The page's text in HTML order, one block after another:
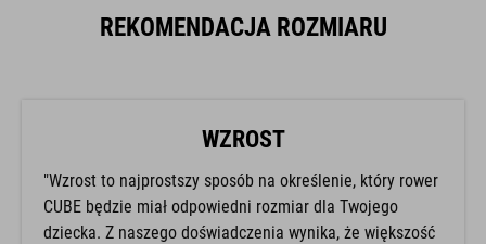
REKOMENDACJA ROZMIARU
WZROST
"Wzrost to najprostszy sposób na określenie, który rower
CUBE będzie miał odpowiedni rozmiar dla Twojego
dziecka. Z naszego doświadczenia wynika, że większość